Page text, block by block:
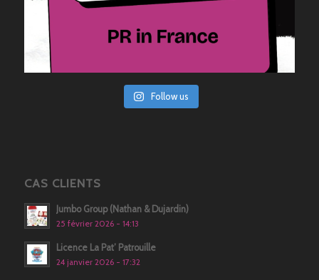
Follow us
CAS CLIENTS
Jumbo Group (Nathan & Dujardin)
25 février 2026 - 14:13
Licence La Pat’ Patrouille
24 janvier 2026 - 17:32